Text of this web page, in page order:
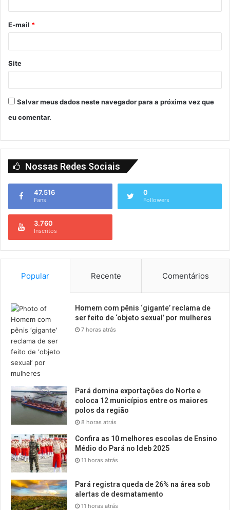
E-mail *
Site
Salvar meus dados neste navegador para a próxima vez que
eu comentar.
Nossas Redes Sociais
47.516
Fans
0
Followers
3.760
Inscritos
Popular Recente Comentários
Homem com pênis ‘gigante’ reclama de
ser feito de ‘objeto sexual’ por mulheres
7 horas atrás
Pará domina exportações do Norte e
coloca 12 municípios entre os maiores
polos da região
8 horas atrás
Confira as 10 melhores escolas de Ensino
Médio do Pará no Ideb 2025
11 horas atrás
Pará registra queda de 26% na área sob
alertas de desmatamento
11 horas atrás